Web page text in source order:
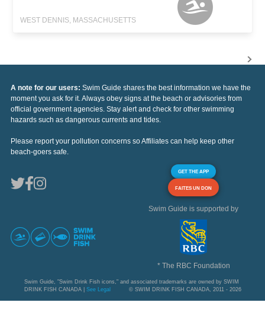
WEST DENNIS, MASSACHUSETTS
A note for our users: Swim Guide shares the best information we have the
moment you ask for it. Always obey signs at the beach or advisories from
official government agencies. Stay alert and check for other swimming
hazards such as dangerous currents and tides.
Please report your pollution concerns so Affiliates can help keep other
beach-goers safe.
GET THE APP
FAITES UN DON
Swim Guide is supported by
* The RBC Foundation
Swim Guide, "Swim Drink Fish icons," and associated trademarks are owned by SWIM
DRINK FISH CANADA | See Legal © SWIM DRINK FISH CANADA, 2011 - 2026